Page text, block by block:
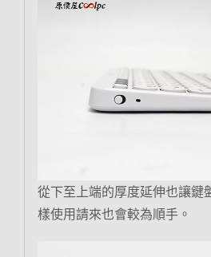
從下至上端的厚度延伸也讓鍵
樣使用請來也會較為順手。